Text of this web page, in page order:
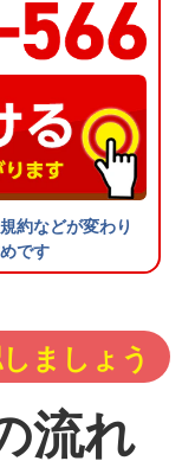
約などが変わり
です
ましょう
流れ